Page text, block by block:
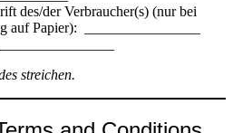
des/der Verbraucher(s) (nur bei
auf Papier): ________________
streichen.